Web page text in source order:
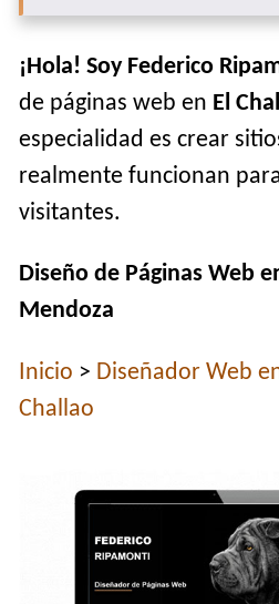
¡Hola! Soy Federico
de páginas web en El
especialidad es crear
realmente funcionan
visitantes.
Diseño de Páginas Web
Mendoza
Inicio > Diseñador Web
Challao